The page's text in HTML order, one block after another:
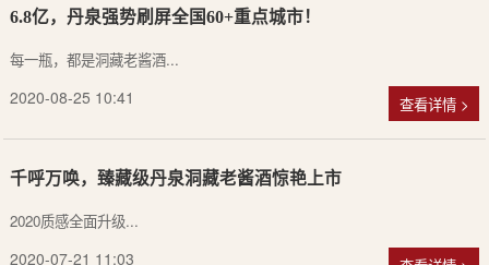
6.8亿，丹泉强势刷屏全国60+重点城市！
每一瓶，都是洞藏老酱酒...
2020-08-25 10:41 查看详情 >
千呼万唤，臻藏级丹泉洞藏老酱酒惊艳上市
2020质感全面升级...
2020-07-21 11:03